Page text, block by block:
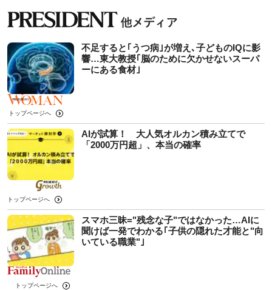
不足すると｢うつ病｣が増え､子どものIQに影
響…東大教授｢脳のために欠かせないスーパ
ーにある食材｣
トップページへ
AIが試算！ 大人気オルカン積み立てで
「2000万円超」、本当の確率
トップページへ
スマホ三昧="残念な子"ではなかった…AIに
聞けば一発でわかる｢子供の隠れた才能と"向
いている職業"｣
トップページへ